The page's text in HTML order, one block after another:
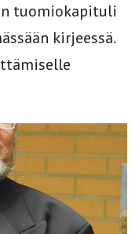
tuomiokapituli
kirjeessä.